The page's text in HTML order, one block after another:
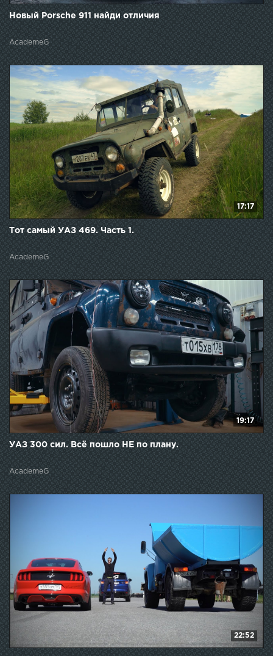
Новый Porsche 911 найди отличия
AcademeG
17:17
Тот самый УАЗ 469. Часть 1.
AcademeG
19:17
УАЗ 300 сил. Всё пошло НЕ по плану.
AcademeG
22:52